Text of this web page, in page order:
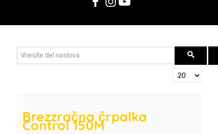
Vnesite del naslova
Prikaži #
Brezzračna črpalka
Control 150M